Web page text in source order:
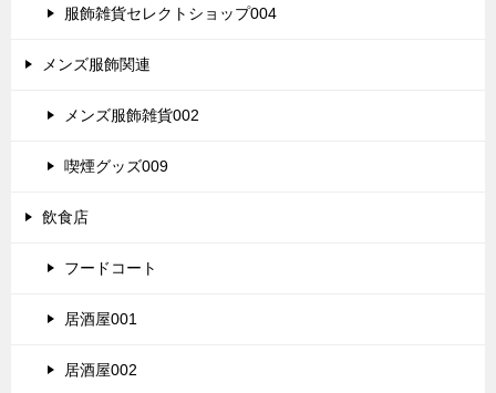
服飾雑貨セレクトショップ004
メンズ服飾関連
メンズ服飾雑貨002
喫煙グッズ009
飲食店
フードコート
居酒屋001
居酒屋002